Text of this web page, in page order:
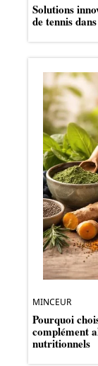
Solutions
de tennis
MINCEUR
Pourquoi
complément
nutritionnels